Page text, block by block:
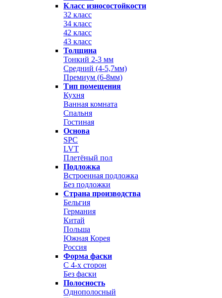
Класс износостойкости
32 класс
34 класс
42 класс
43 класс
Толщина
Тонкий 2-3 мм
Средний (4-5,7мм)
Премиум (6-8мм)
Тип помещения
Кухня
Ванная комната
Спальня
Гостиная
Основа
SPC
LVT
Плетёный пол
Подложка
Встроенная подложка
Без подложки
Страна производства
Бельгия
Германия
Китай
Польша
Южная Корея
Россия
Форма фаски
С 4-х сторон
Без фаски
Полосность
Однополосный